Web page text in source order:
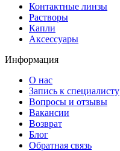
Контактные линзы
Растворы
Капли
Аксессуары
Информация
О нас
Запись к специалисту
Вопросы и отзывы
Вакансии
Возврат
Блог
Обратная связь